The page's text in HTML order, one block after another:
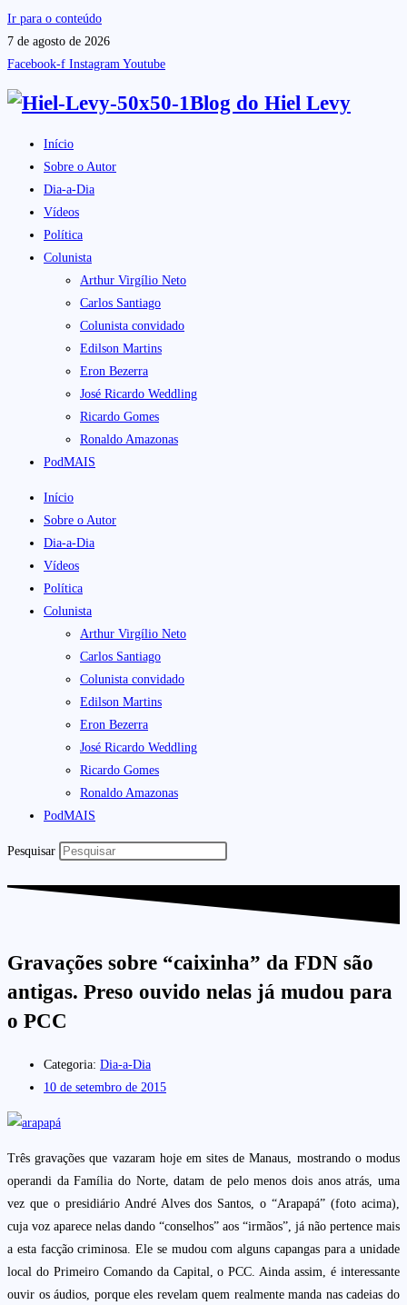
Ir para o conteúdo
7 de agosto de 2026
Facebook-f Instagram Youtube
Blog do Hiel Levy
Início
Sobre o Autor
Dia-a-Dia
Vídeos
Política
Colunista
Arthur Virgílio Neto
Carlos Santiago
Colunista convidado
Edilson Martins
Eron Bezerra
José Ricardo Weddling
Ricardo Gomes
Ronaldo Amazonas
PodMAIS
Início
Sobre o Autor
Dia-a-Dia
Vídeos
Política
Colunista
Arthur Virgílio Neto
Carlos Santiago
Colunista convidado
Edilson Martins
Eron Bezerra
José Ricardo Weddling
Ricardo Gomes
Ronaldo Amazonas
PodMAIS
Pesquisar
Gravações sobre “caixinha” da FDN são
antigas. Preso ouvido nelas já mudou para
o PCC
Categoria: Dia-a-Dia
10 de setembro de 2015
Três gravações que vazaram hoje em sites de Manaus, mostrando o modus
operandi da Família do Norte, datam de pelo menos dois anos atrás, uma
vez que o presidiário André Alves dos Santos, o “Arapapá” (foto acima),
cuja voz aparece nelas dando “conselhos” aos “irmãos”, já não pertence mais
a esta facção criminosa. Ele se mudou com alguns capangas para a unidade
local do Primeiro Comando da Capital, o PCC. Ainda assim, é interessante
ouvir os áudios, porque eles revelam quem realmente manda nas cadeias do